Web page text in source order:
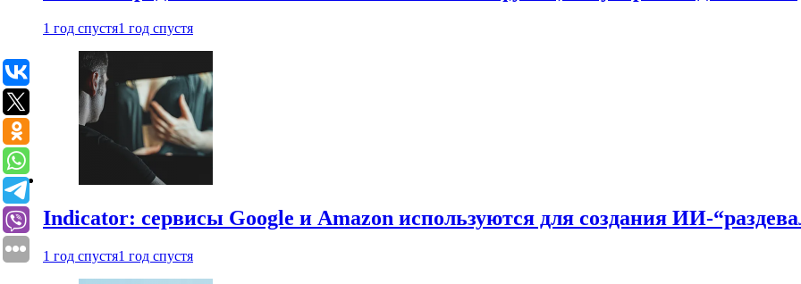
1 год спустя1 год спустя
Indicator: сервисы Google и Amazon используются для создания ИИ-
1 год спустя1 год спустя